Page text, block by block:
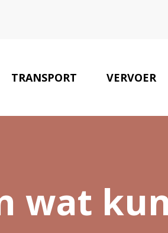
TRANSPORT VERVOER
wat